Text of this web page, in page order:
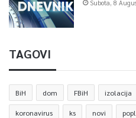
Subota, 8
TAGOVI
BiH dom FBiH izolacija
koronavirus ks novi